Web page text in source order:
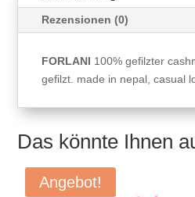
Rezensionen (0)
FORLANI 100% gefilzter
gefilzt. made in nepal, casual
Das könnte Ihnen
Angebot!